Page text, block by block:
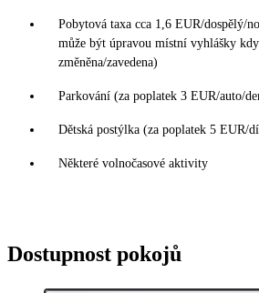
Pobytová taxa cca 1,6 EUR/dospělý/
může být úpravou místní vyhlášky
změněna/zavedena)
Parkování (za poplatek 3 EUR/auto/
Dětská postýlka (za poplatek 5 EUR/
Některé volnočasové aktivity
Dostupnost pokojů